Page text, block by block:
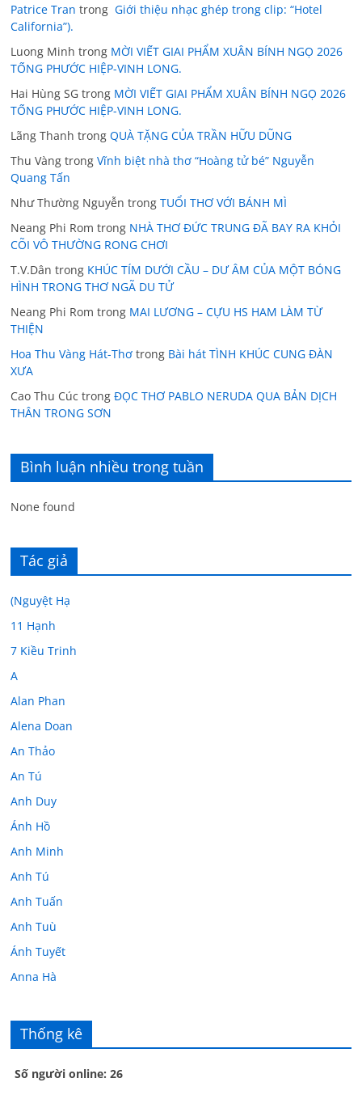
Patrice Tran trong Giới thiệu nhạc ghép trong clip: “Hotel
California”).
Luong Minh trong MỜI VIẾT GIAI PHẨM XUÂN BÍNH NGỌ 2026
TỐNG PHƯỚC HIỆP-VINH LONG.
Hai Hùng SG trong MỜI VIẾT GIAI PHẨM XUÂN BÍNH NGỌ 2026
TỐNG PHƯỚC HIỆP-VINH LONG.
Lãng Thanh trongQUÀ TẶNG CỦA TRẦN HỮU DŨNG
Thu Vàng trongVĩnh biệt nhà thơ “Hoàng tử bé” Nguyễn
Quang Tấn
Như Thường Nguyễn trongTUỔI THƠ VỚI BÁNH MÌ
Neang Phi Rom trong NHÀ THƠ ĐỨC TRUNG ĐÃ BAY RA KHỎI
CÕI VÔ THƯỜNG RONG CHƠI
T.V.Dân trong KHÚC TÍM DƯỚI CẦU – DƯ ÂM CỦA MỘT BÓNG
HÌNH TRONG THƠ NGÃ DU TỬ
Neang Phi Rom trong MAI LƯƠNG – CỰU HS HAM LÀM TỪ
THIỆN
Hoa Thu Vàng Hát-Thơ trong Bài hát TÌNH KHÚC CUNG ĐÀN
XƯA
Cao Thu Cúc trongĐỌC THƠ PABLO NERUDA QUA BẢN DỊCH
THÂN TRONG SƠN
Bình luận nhiều trong tuần
None found
Tác giả
(Nguyệt Hạ
11 Hạnh
7 Kiều Trinh
A
Alan Phan
Alena Doan
An Thảo
An Tú
Anh Duy
Ánh Hồ
Anh Minh
Anh Tú
Anh Tuấn
Anh Tuù
Ánh Tuyết
Anna Hà
Âu Tú Vân
Bác sĩ Hoa
Bác sĩ Stephen Mak
Thống kê
Số người online: 26